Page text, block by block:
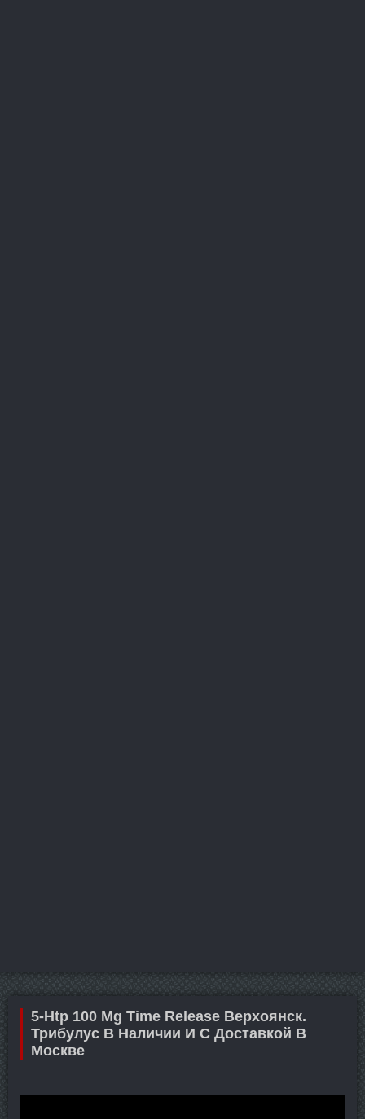
5-Htp 100 Mg Time Release Верхоянск.
Трибулус В Наличии И С Доставкой В
Москве